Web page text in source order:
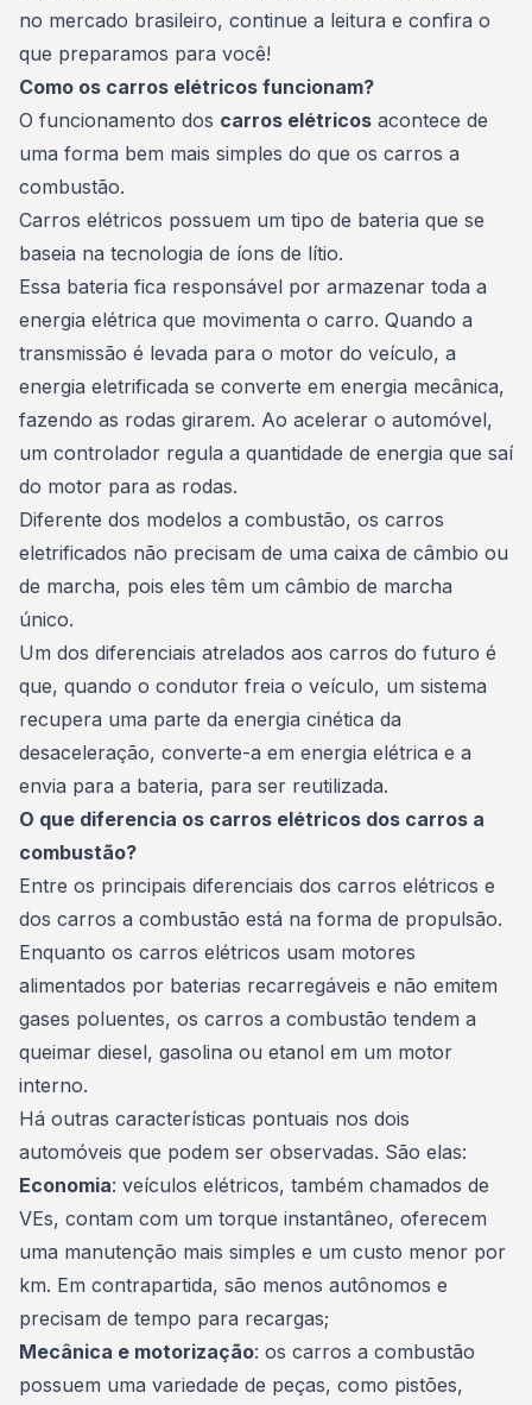
no mercado brasileiro, continue a leitura e confira o
que preparamos para você!
Como os carros elétricos funcionam?
O funcionamento dos carros elétricos acontece de
uma forma bem mais simples do que os carros a
combustão.
Carros elétricos possuem um tipo de bateria que se
baseia na tecnologia de íons de lítio.
Essa bateria fica responsável por armazenar toda a
energia elétrica que movimenta o carro. Quando a
transmissão é levada para o motor do veículo, a
energia eletrificada se converte em energia mecânica,
fazendo as rodas girarem. Ao acelerar o automóvel,
um controlador regula a quantidade de energia que saí
do motor para as rodas.
Diferente dos modelos a combustão, os carros
eletrificados não precisam de uma caixa de câmbio ou
de marcha, pois eles têm um câmbio de marcha
único.
Um dos diferenciais atrelados aos carros do futuro é
que, quando o condutor freia o veículo, um sistema
recupera uma parte da energia cinética da
desaceleração, converte-a em energia elétrica e a
envia para a bateria, para ser reutilizada.
O que diferencia os carros elétricos dos carros a
combustão?
Entre os principais diferenciais dos carros elétricos e
dos carros a combustão está na forma de propulsão.
Enquanto os carros elétricos usam motores
alimentados por baterias recarregáveis e não emitem
gases poluentes, os carros a combustão tendem a
queimar diesel, gasolina ou etanol em um motor
interno.
Há outras características pontuais nos dois
automóveis que podem ser observadas. São elas:
Economia: veículos elétricos, também chamados de
VEs, contam com um torque instantâneo, oferecem
uma manutenção mais simples e um custo menor por
km. Em contrapartida, são menos autônomos e
precisam de tempo para recargas;
Mecânica e motorização: os carros a combustão
possuem uma variedade de peças, como pistões,